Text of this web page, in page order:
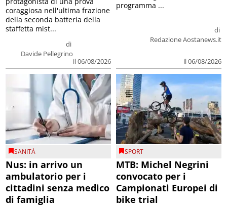
di
Davide Pellegrino
il 06/08/2026
coraggiosa nell'ultima frazione
della seconda batteria della
staffetta mist...
di
Redazione Aostanews.it
il 06/08/2026
programma ...
SANITÀ
Nus: in arrivo un
ambulatorio per i
cittadini senza medico
di famiglia
SPORT
MTB: Michel Negrini
convocato per i
Campionati Europei di
bike trial